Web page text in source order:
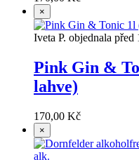
×
Iveta P. objednala před
Pink Gin &
lahve)
170,00 Kč
×